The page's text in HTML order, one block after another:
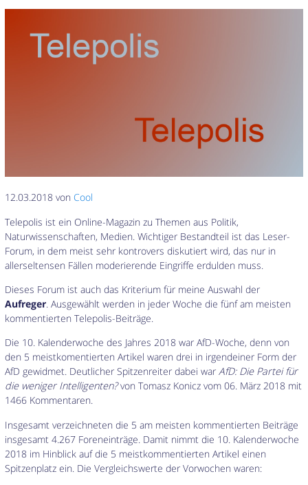
12.03.2018 vonCool
Telepolis ist ein Online-Magazin zu Themen aus Politik,
Naturwissenschaften, Medien. Wichtiger Bestandteil ist das Leser-
Forum, in dem meist sehr kontrovers diskutiert wird, das nur in
allerseltensen Fällen moderierende Eingriffe erdulden muss.
Dieses Forum ist auch das Kriterium für meine Auswahl der
Aufreger. Ausgewählt werden in jeder Woche die fünf am meisten
kommentierten Telepolis-Beiträge.
Die 10. Kalenderwoche des Jahres 2018 war AfD-Woche, denn von
den 5 meistkomentierten Artikel waren drei in irgendeiner Form der
AfD gewidmet. Deutlicher Spitzenreiter dabei warAfD: Die Partei für
die weniger Intelligenten?von Tomasz Konicz vom 06. März 2018 mit
1466 Kommentaren.
Insgesamt verzeichneten die 5 am meisten kommentierten Beiträge
insgesamt 4.267 Foreneinträge. Damit nimmt die 10. Kalenderwoche
2018 im Hinblick auf die 5 meistkommentierten Artikel einen
Spitzenplatz ein. Die Vergleichswerte der Vorwochen waren: